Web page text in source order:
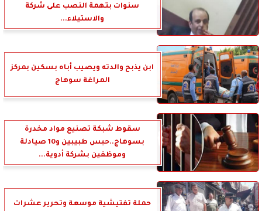
سنوات بتهمة النصب على شركة
والاستيلاء...
ابن يذبح والدته ويصيب أباه بسكين بمركز
المراغة سوهاج
سقوط شبكة تصنيع مواد مخدرة
بسوهاج..حبس طبيبين و10 صيادلة
وموظفين بشركة أدوية...
حملة تفتيشية موسعة وتحرير عشرات